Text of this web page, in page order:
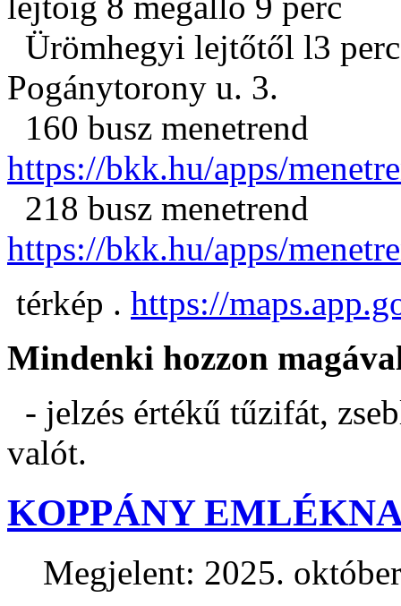
Ürömhegyi lejtőtől l3
Pogánytorony u. 3.
160 busz menetrend
https://bkk.hu/apps/
218 busz menetrend
https://bkk.hu/apps/
térkép . https://
Mindenki hozzon
- jelzés értékű tűzifát,
valót.
KOPPÁNY
Megjelent: 2025.